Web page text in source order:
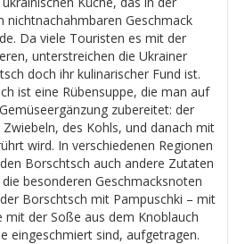
nichtnachahmbaren Geschmack
Da viele Touristen es mit der
unterstreichen die Ukrainer
doch ihr kulinarischer Fund ist.
ist eine Rübensuppe, die man auf
zubereitet: der
des Kohls, und danach mit
wird. In verschiedenen Regionen
Borschtsch auch andere Zutaten
besonderen Geschmacksnoten
Borschtsch mit Pampuschki – mit
mit der Soße aus dem Knoblauch
eingeschmiert sind, aufgetragen.